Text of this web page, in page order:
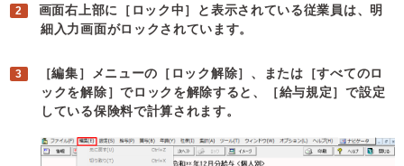
画面右上部に［ロック中］と表示されている従業員は、明
細入力画面がロックされています。
［編集］メニューの［ロック解除］、または［すべてのロ
ックを解除］でロックを解除すると、［給与規定］で設定
している保険料で計算されます。